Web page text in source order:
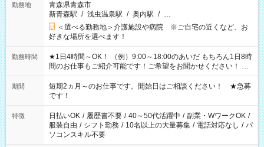
勤務地
青森県青森市
新青森駅 / 浅虫温泉駅 / 奥内駅 / …
＜選べる勤務地＞介護施設や病院 ※ご自宅の近くなど、お
好きな場所を選べます！
勤務時間
★1日4時間～OK！ （例）9:00～18:00のあいだ もちろん1日8時
間のお仕事もご紹介可能です！ご希望をお聞かせください！ ★
家庭の都合でお休みが必要な場合も遠慮なくご相談ください。
※週最低15時間以上の勤務が必要です
期間
短期2ヵ月～のお仕事です。開始日はご相談ください！ ★急募
です！
特徴 日払いOK / 履歴書不要 / 40～50代活躍中 / 副業・WワークOK /
服装自由 / シフト勤務 / 10名以上の大量募集 / 電話対応なし / パ
ソコンスキル不要